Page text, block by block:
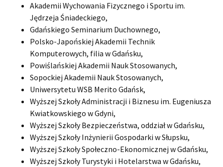
Akademii Wychowania Fizycznego i Sportu im.
Jędrzeja Śniadeckiego,
Gdańskiego Seminarium Duchownego,
Polsko-Japońskiej Akademii Technik
Komputerowych, filia w Gdańsku,
Powiślańskiej Akademii Nauk Stosowanych,
Sopockiej Akademii Nauk Stosowanych,
Uniwersytetu WSB Merito Gdańsk,
Wyższej Szkoły Administracji i Biznesu im. Eugeniusza
Kwiatkowskiego w Gdyni,
Wyższej Szkoły Bezpieczeństwa, oddział w Gdańsku,
Wyższej Szkoły Inżynierii Gospodarki w Słupsku,
Wyższej Szkoły Społeczno-Ekonomicznej w Gdańsku,
Wyższej Szkoły Turystyki i Hotelarstwa w Gdańsku,